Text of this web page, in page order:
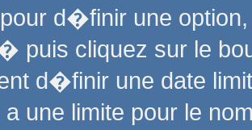
d�finir une
puis cliquez sur le
d�finir une date
a une limite pour le